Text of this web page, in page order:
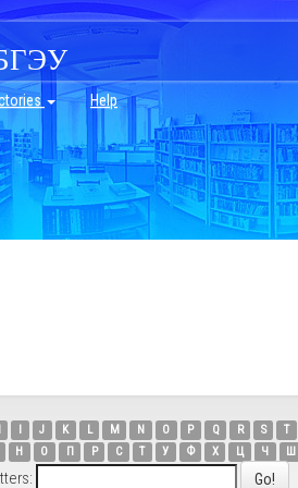
Help
I J K L M N O P Q R S T
Н О П Р С Т У Ф Х Ц Ч Ш